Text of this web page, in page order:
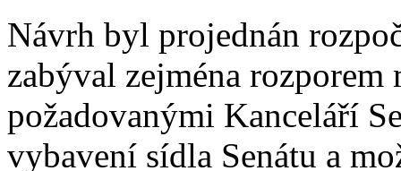
Návrh byl projednán
zabýval zejména
požadovanými Kanceláří
vybavení sídla Senátu a